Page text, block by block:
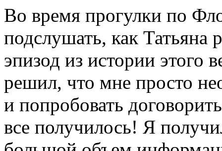
Во время прогулки по
подслушать, как Татьяна
эпизод из истории этого
решил, что мне просто
и попробовать
все получилось! Я